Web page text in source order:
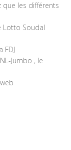
que les différents
Lotto Soudal
Jumbo , le